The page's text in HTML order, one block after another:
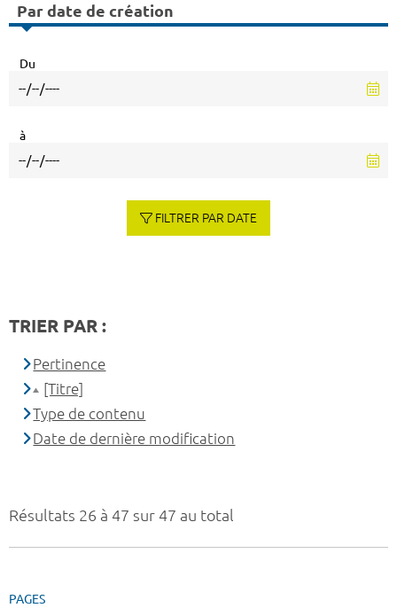
Résultats 26 à 47 sur 47 au total
PAGES
Par date de création
Du
à
FILTRER PAR DATE
TRIER PAR :
Pertinence
[Titre]
Type de contenu
Date de dernière modification